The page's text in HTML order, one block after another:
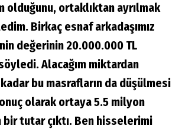
olduğunu, ortaklıktan ayrılmak
Birkaç esnaf arkadaşımız
değerinin 20.000.000 TL
Alacağım miktardan
bu masrafların da düşülmesi
olarak ortaya 5.5 milyon
bir tutar çıktı. Ben hisselerimi